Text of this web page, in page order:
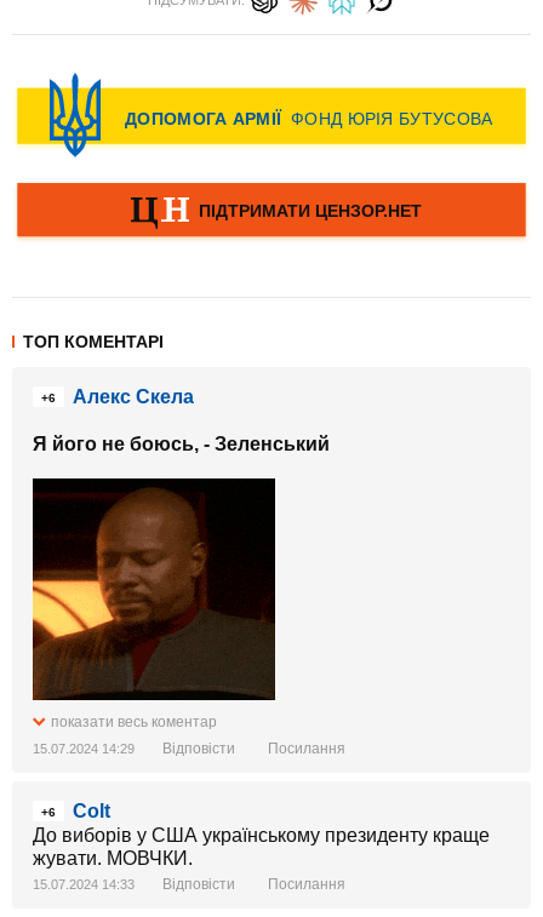
ТОП КОМЕНТАРІ
+6 Алекс Скела
Я його не боюсь, - Зеленський
показати весь коментар
15.07.2024 14:29 Відповісти Посилання
+6
Colt
До виборів у США українському президенту краще
жувати. МОВЧКИ.
15.07.2024 14:33 Відповісти Посилання